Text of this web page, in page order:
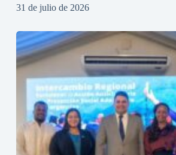
31 de julio de 2026